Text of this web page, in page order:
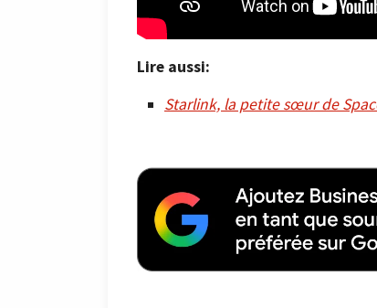
Lire aussi:
Starlink, la petite sœur de